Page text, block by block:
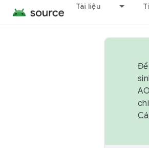
Tài liệu